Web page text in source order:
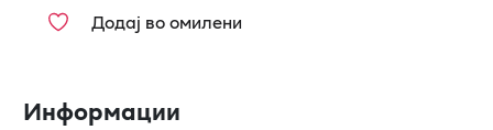
Додај во омилени
Информации